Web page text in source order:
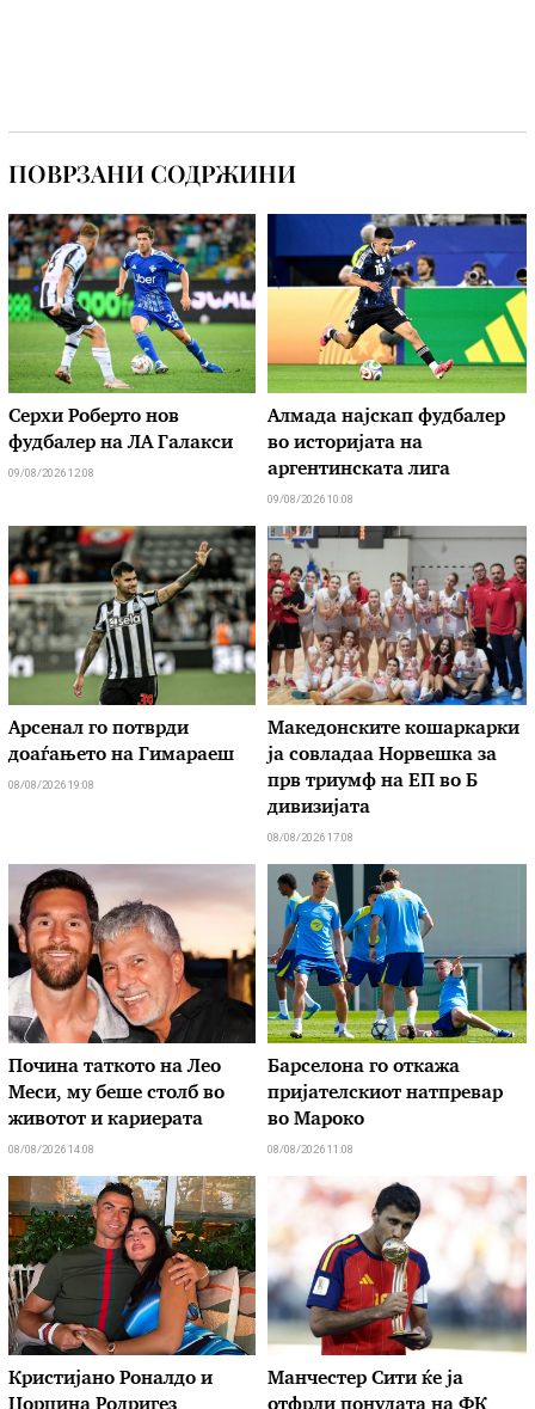
ПОВРЗАНИ СОДРЖИНИ
Серхи Роберто нов
фудбалер на ЛА Галакси
09/08/2026 12:08
Алмада најскап фудбалер
во историјата на
аргентинската лига
09/08/2026 10:08
Арсенал го потврди
доаѓањето на Гимараеш
08/08/2026 19:08
Македонските кошаркарки
ја совладаа Норвешка за
прв триумф на ЕП во Б
дивизијата
08/08/2026 17:08
Почина таткото на Лео
Меси, му беше столб во
животот и кариерата
08/08/2026 14:08
Барселона го откажа
пријателскиот натпревар
во Мароко
08/08/2026 11:08
Кристијано Роналдо и
Манчестер Сити ќе ја